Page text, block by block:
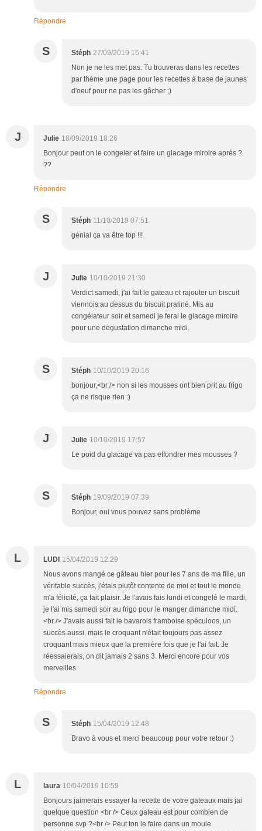
Répondre
S Stéph 27/09/2019 15:41
Non je ne les met pas. Tu trouveras dans les recettes
par thème une page pour les recettes à base de jaunes
d'oeuf pour ne pas les gâcher ;)
J Julie 18/09/2019 18:26
Bonjour peut on le congeler et faire un glacage miroire aprés ?
??
Répondre
S Stéph 11/10/2019 07:51
génial ça va être top !!!
J Julie 10/10/2019 21:30
Verdict samedi, j'ai fait le gateau et rajouter un biscuit
viennois au dessus du biscuit praliné. Mis au
congélateur soir et samedi je ferai le glacage miroire
pour une degustation dimanche midi.
S Stéph 10/10/2019 20:16
bonjour,<br /> non si les mousses ont bien prit au frigo
ça ne risque rien :)
J Julie 10/10/2019 17:57
Le poid du glacage va pas effondrer mes mousses ?
S Stéph 19/09/2019 07:39
Bonjour, oui vous pouvez sans problème
L LUDI 15/04/2019 12:29
Nous avons mangé ce gâteau hier pour les 7 ans de ma fille, un
véritable succès, j'étais plutôt contente de moi et tout le monde
m'a félicité, ça fait plaisir. Je l'avais fais lundi et congelé le mardi,
je l'ai mis samedi soir au frigo pour le manger dimanche midi.
<br /> J'avais aussi fait le bavarois framboise spéculoos, un
succès aussi, mais le croquant n'était toujours pas assez
croquant mais mieux que la première fois que je l'ai fait. Je
réessaierais, on dit jamais 2 sans 3. Merci encore pour vos
merveilles.
Répondre
S Stéph 15/04/2019 12:48
Bravo à vous et merci beaucoup pour votre retour :)
L laura 10/04/2019 10:59
Bonjours jaimerais essayer la recette de votre gateaux mais jai
quelque question <br /> Ceux gateau est pour combien de
personne svp ?<br /> Peut ton le faire dans un moule